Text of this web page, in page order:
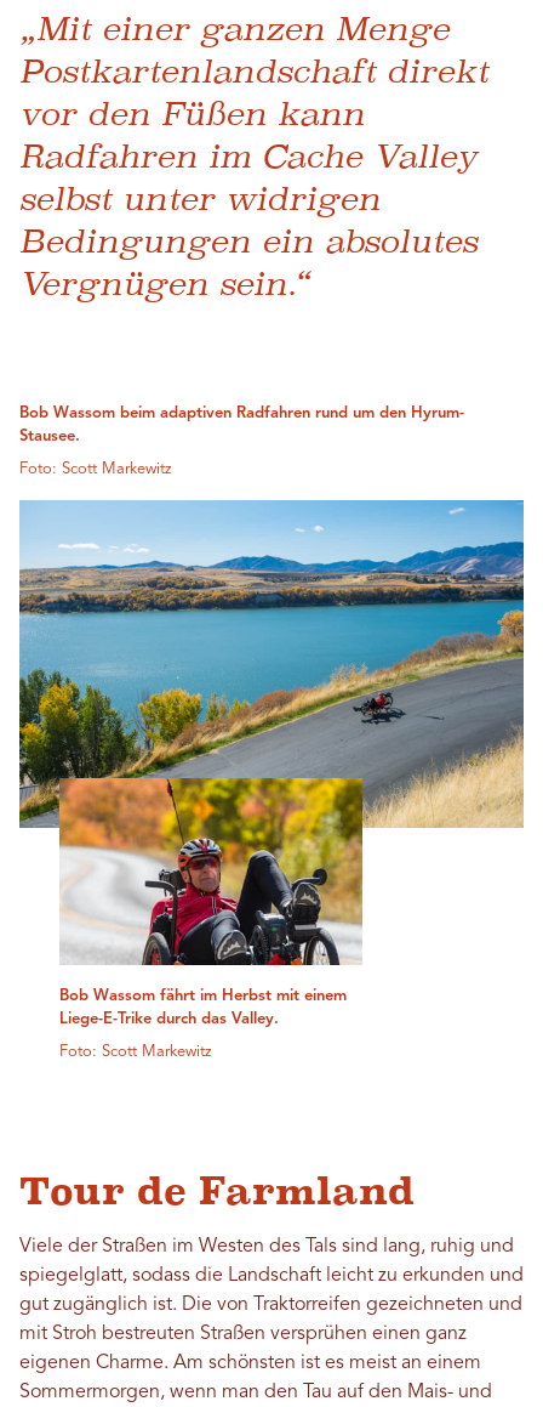
„Mit einer ganzen Menge
Postkartenlandschaft direkt
vor den Füßen kann
Radfahren im Cache Valley
selbst unter widrigen
Bedingungen ein absolutes
Vergnügen sein.“
Bob Wassom fährt im Herbst mit einem
Liege-E-Trike durch das Valley.
Foto: Scott Markewitz
Bob Wassom beim adaptiven Radfahren rund um den Hyrum-
Stausee.
Foto: Scott Markewitz
Tour de Farmland
Viele der Straßen im Westen des Tals sind lang, ruhig und
spiegelglatt, sodass die Landschaft leicht zu erkunden und
gut zugänglich ist. Die von Traktorreifen gezeichneten und
mit Stroh bestreuten Straßen versprühen einen ganz
eigenen Charme. Am schönsten ist es meist an einem
Sommermorgen, wenn man den Tau auf den Mais- und